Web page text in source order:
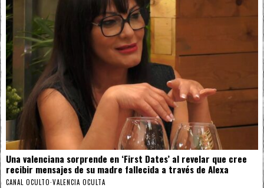
Una valenciana sorprende en ‘First Dates’ al revelar que cree
recibir mensajes de su madre fallecida a través de Alexa
CANAL OCULTO·VALENCIA OCULTA